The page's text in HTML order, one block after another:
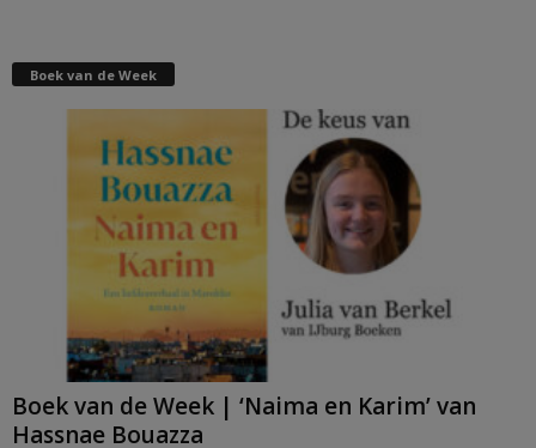
Boek van de Week
Boek van de Week | ‘Naima en Karim’ van
Hassnae Bouazza